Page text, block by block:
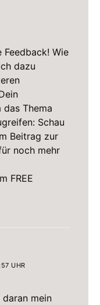
Wie
dazu
das Thema
Schau
Beitrag zur
noch mehr
FREE
UHR
mein